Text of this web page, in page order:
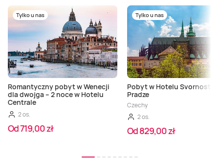
Tylko u nas
Romantyczny pobyt w Wenecji
dla dwojga – 2 noce w Hotelu
Centrale
2 os.
Od 719,00 zł
Tylko u nas
Pobyt w Hotelu Svornost w
Pradze
Czechy
2 os.
Od 829,00 zł